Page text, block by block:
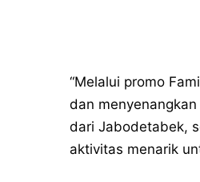
“Melalui promo
dan
dari Jabodetabek,
aktivitas menarik